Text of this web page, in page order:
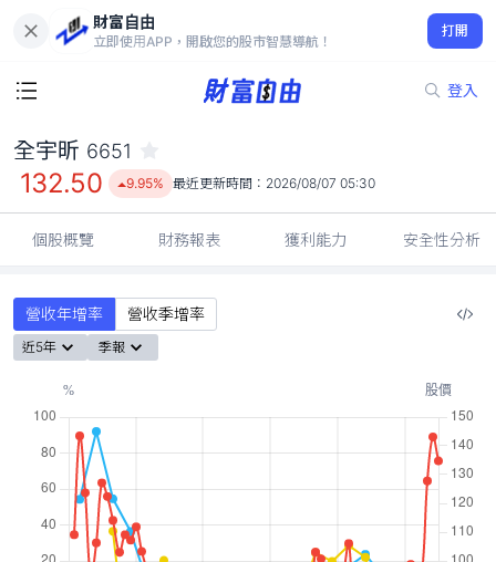
財富自由
立即使用APP，開啟您的股市智慧導航！
打開
登入
132.50
9.95%
全宇昕 6651
132.50 9.95% 最近更新時間： 2026/08/07 05:30
個股概覽 財務報表 獲利能力 安全性分析
營收年增率 營收季增率
近5年 季報